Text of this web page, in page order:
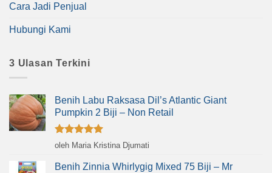
Cara Jadi Penjual
Hubungi Kami
3 Ulasan Terkini
Benih Labu Raksasa Dil’s Atlantic Giant
Pumpkin 2 Biji – Non Retail
Dinilai5
oleh Maria Kristina Djumati
Benih Zinnia Whirlygig Mixed 75 Biji – Mr